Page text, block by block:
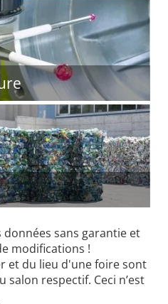
données sans garantie et
modifications !
et du lieu d'une foire sont
salon respectif. Ceci n’est